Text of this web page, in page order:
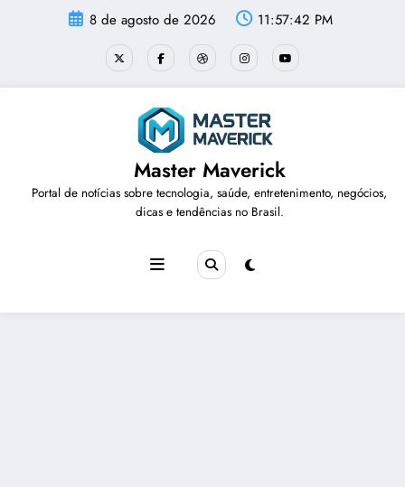
8 de agosto de 2026 11:57:42 PM
Master Maverick
Portal de notícias sobre tecnologia, saúde, entretenimento, negócios,
dicas e tendências no Brasil.